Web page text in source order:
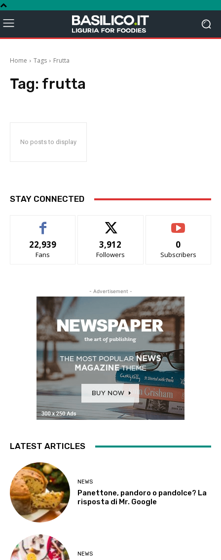
Home Tags Frutta
Tag: frutta
No posts to display
STAY CONNECTED
22,939
Fans
3,912
Followers
0
Subscribers
- Advertisement -
LATEST ARTICLES
NEWS
Panettone, pandoro o pandolce? La
risposta di Mr. Google
NEWS